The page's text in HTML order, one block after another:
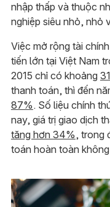
nhập thấp và thuộc
nghiệp siêu nhỏ, nhỏ
Việc mở rộng tài
tiến lớn tại Việt Nam
2015 chỉ có khoảng
thanh toán, thì đến
87%. Số liệu chính
nay, giá trị giao dịch
tăng hơn 34%, trong
toán hoàn toàn